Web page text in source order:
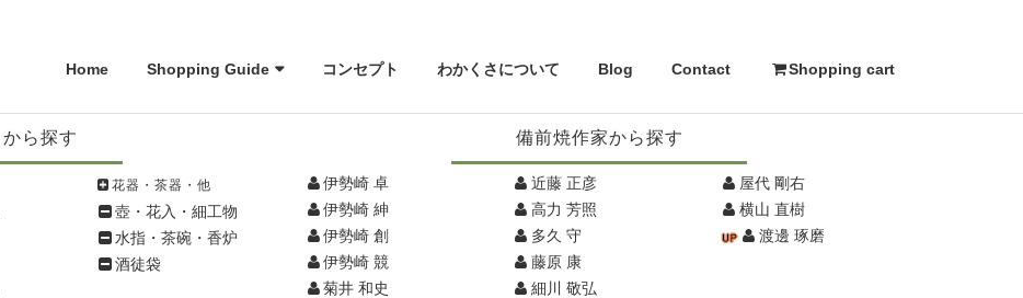
Home Shopping Guide コンセプト わかくさについて Blog Contact Shopping cart
ら探す
花器・茶器・他
壺・花入・細工物
水指・茶碗・香炉
酒徒袋
備前焼作家から探す
伊勢崎 卓
伊勢崎 紳
伊勢崎 創
伊勢崎 競
菊井 和史
近藤 正彦
高力 芳照
多久 守
藤原 康
細川 敬弘
屋代 剛右
横山 直樹
渡邊 琢磨